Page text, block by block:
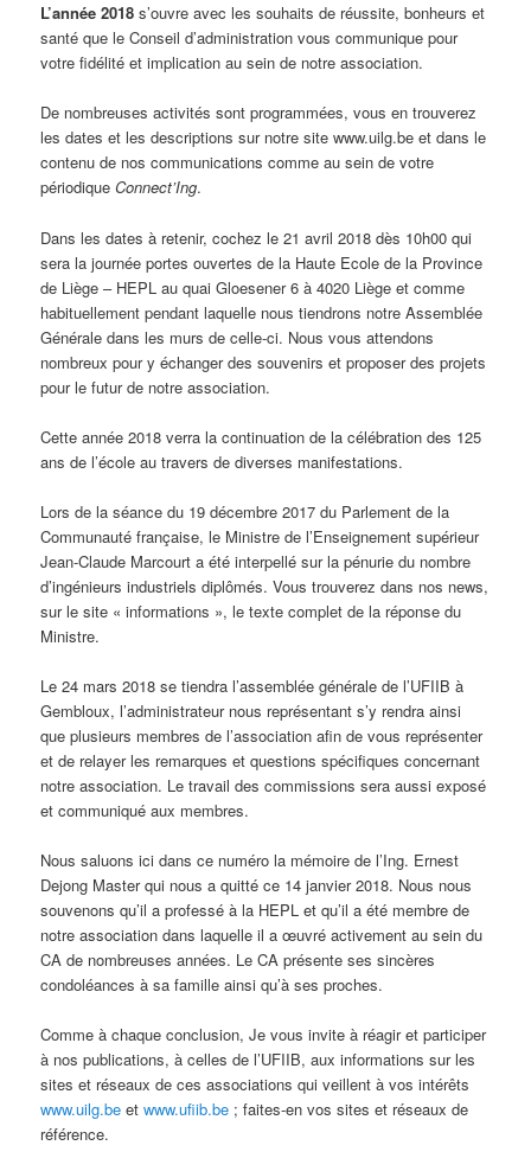
L’année 2018 s’ouvre avec les souhaits de réussite, bonheurs et
santé que le Conseil d’administration vous communique pour
votre fidélité et implication au sein de notre association.
De nombreuses activités sont programmées, vous en trouverez
les dates et les descriptions sur notre site www.uilg.be et dans le
contenu de nos communications comme au sein de votre
périodiqueConnect’Ing.
Dans les dates à retenir, cochez le 21 avril 2018 dès 10h00 qui
sera la journée portes ouvertes de la Haute Ecole de la Province
de Liège – HEPL au quai Gloesener 6 à 4020 Liège et comme
habituellement pendant laquelle nous tiendrons notre Assemblée
Générale dans les murs de celle-ci. Nous vous attendons
nombreux pour y échanger des souvenirs et proposer des projets
pour le futur de notre association.
Cette année 2018 verra la continuation de la célébration des 125
ans de l’école au travers de diverses manifestations.
Lors de la séance du 19 décembre 2017 du Parlement de la
Communauté française, le Ministre de l’Enseignement supérieur
Jean-Claude Marcourt a été interpellé sur la pénurie du nombre
d’ingénieurs industriels diplômés. Vous trouverez dans nos news,
sur le site « informations », le texte complet de la réponse du
Ministre.
Le 24 mars 2018 se tiendra l’assemblée générale de l’UFIIB à
Gembloux, l’administrateur nous représentant s’y rendra ainsi
que plusieurs membres de l’association afin de vous représenter
et de relayer les remarques et questions spécifiques concernant
notre association. Le travail des commissions sera aussi exposé
et communiqué aux membres.
Nous saluons ici dans ce numéro la mémoire de l’Ing. Ernest
Dejong Master qui nous a quitté ce 14 janvier 2018. Nous nous
souvenons qu’il a professé à la HEPL et qu’il a été membre de
notre association dans laquelle il a œuvré activement au sein du
CA de nombreuses années. Le CA présente ses sincères
condoléances à sa famille ainsi qu’à ses proches.
Comme à chaque conclusion, Je vous invite à réagir et participer
à nos publications, à celles de l’UFIIB, aux informations sur les
sites et réseaux de ces associations qui veillent à vos intérêts
www.uilg.be etwww.ufiib.be ; faites-en vos sites et réseaux de
référence.